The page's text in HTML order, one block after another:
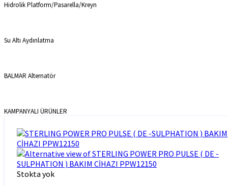
Hidrolik Platform/Pasarella/Kreyn
Su Altı Aydınlatma
BALMAR Alternatör
KAMPANYALI ÜRÜNLER
Stokta yok